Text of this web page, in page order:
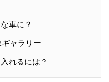
車に？
ャラリー
れるには？